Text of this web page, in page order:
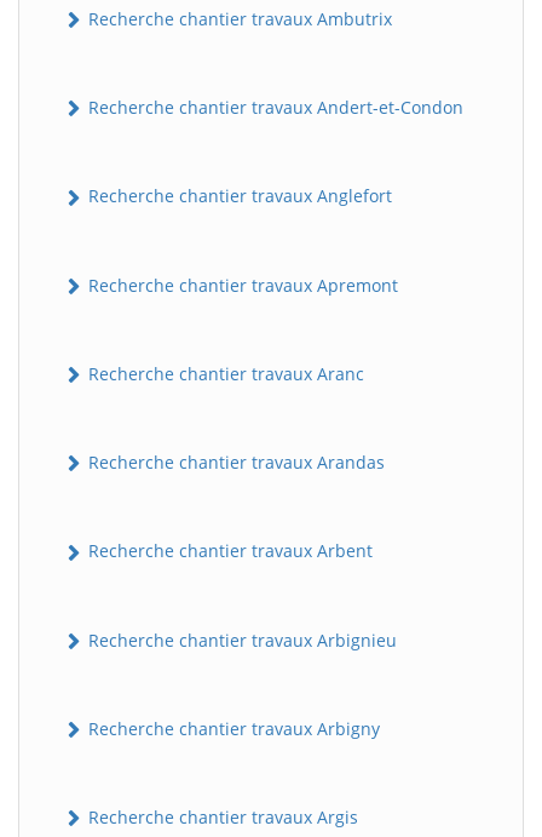
Recherche chantier travaux Ambutrix
Recherche chantier travaux Andert-et-Condon
Recherche chantier travaux Anglefort
Recherche chantier travaux Apremont
Recherche chantier travaux Aranc
Recherche chantier travaux Arandas
Recherche chantier travaux Arbent
Recherche chantier travaux Arbignieu
Recherche chantier travaux Arbigny
Recherche chantier travaux Argis